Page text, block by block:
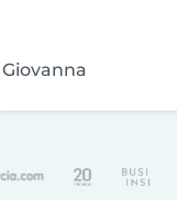
Giovanna